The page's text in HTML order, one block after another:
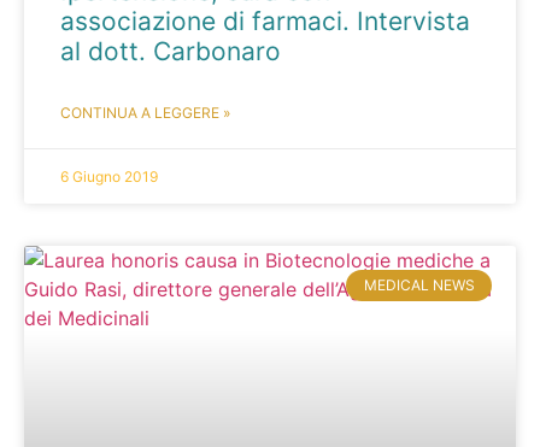
associazione di farmaci. Intervista
al dott. Carbonaro
CONTINUA A LEGGERE »
6 Giugno 2019
MEDICAL NEWS